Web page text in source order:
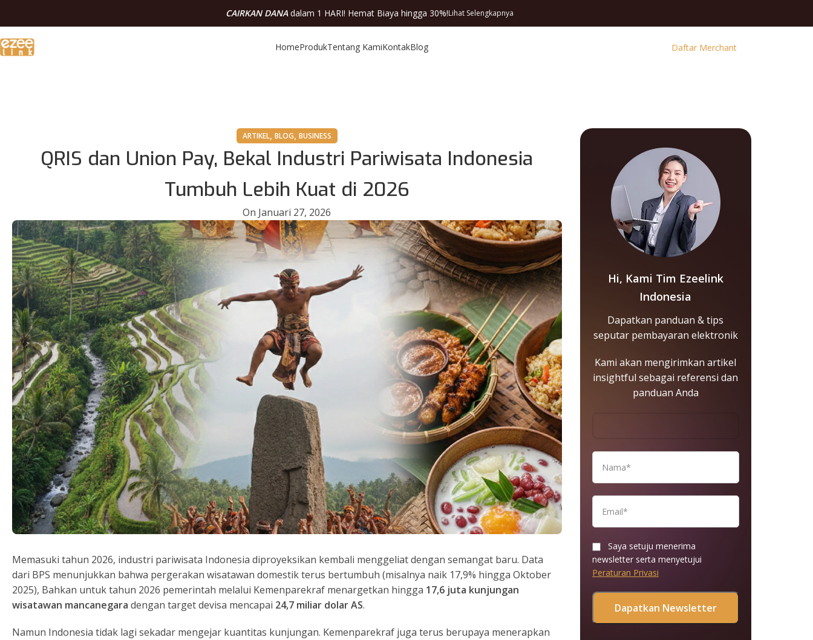
CAIRKAN DANAdalam 1 HARI! Hemat Biaya hingga 30%!Lihat Selengkapnya
HomeProdukTentang KamiKontakBlog Daftar Merchant
ARTIKEL, BLOG, BUSINESS
QRIS dan Union Pay, Bekal Industri Pariwisata Indonesia
Tumbuh Lebih Kuat di 2026
On Januari 27, 2026
Memasuki tahun 2026, industri pariwisata Indonesia diproyeksikan kembali menggeliat dengan semangat baru. Data
dari BPS menunjukkan bahwa pergerakan wisatawan domestik terus bertumbuh (misalnya naik 17,9% hingga Oktober
2025), Bahkan untuk tahun 2026 pemerintah melalui Kemenparekraf menargetkan hingga 17,6 juta kunjungan
wisatawan mancanegara dengan target devisa mencapai 24,7 miliar dolar AS.
Namun Indonesia tidak lagi sekadar mengejar kuantitas kunjungan. Kemenparekraf juga terus berupaya menerapkan
Hi, Kami Tim Ezeelink
Indonesia
Dapatkan panduan & tips
seputar pembayaran elektronik
Kami akan mengirimkan artikel
insightful sebagai referensi dan
panduan Anda
Saya setuju menerima
newsletter serta menyetujui
Peraturan Privasi